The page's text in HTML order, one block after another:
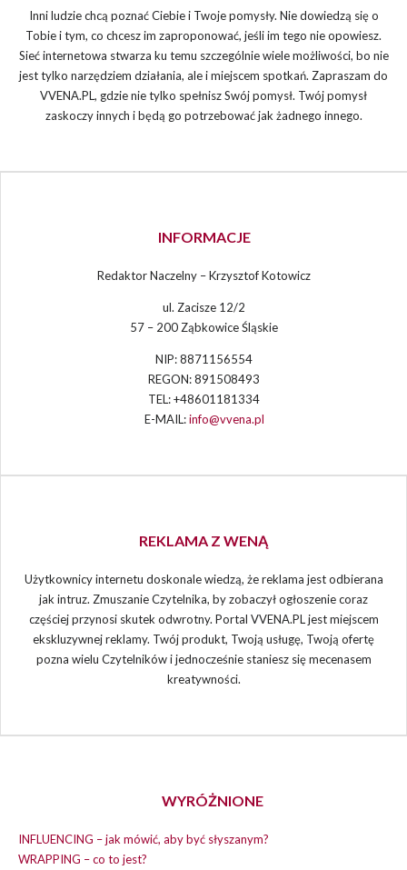
Inni ludzie chcą poznać Ciebie i Twoje pomysły. Nie dowiedzą się o
Tobie i tym, co chcesz im zaproponować, jeśli im tego nie opowiesz.
Sieć internetowa stwarza ku temu szczególnie wiele możliwości, bo nie
jest tylko narzędziem działania, ale i miejscem spotkań. Zapraszam do
VVENA.PL, gdzie nie tylko spełnisz Swój pomysł. Twój pomysł
zaskoczy innych i będą go potrzebować jak żadnego innego.
INFORMACJE
Redaktor Naczelny – Krzysztof Kotowicz
ul. Zacisze 12/2
57 – 200 Ząbkowice Śląskie
NIP: 8871156554
REGON: 891508493
TEL: +48601181334
E-MAIL:info@vvena.pl
REKLAMA Z WENĄ
Użytkownicy internetu doskonale wiedzą, że reklama jest odbierana
jak intruz. Zmuszanie Czytelnika, by zobaczył ogłoszenie coraz
częściej przynosi skutek odwrotny. Portal VVENA.PL jest miejscem
ekskluzywnej reklamy. Twój produkt, Twoją usługę, Twoją ofertę
pozna wielu Czytelników i jednocześnie staniesz się mecenasem
kreatywności.
WYRÓŻNIONE
INFLUENCING – jak mówić, aby być słyszanym?
WRAPPING – co to jest?